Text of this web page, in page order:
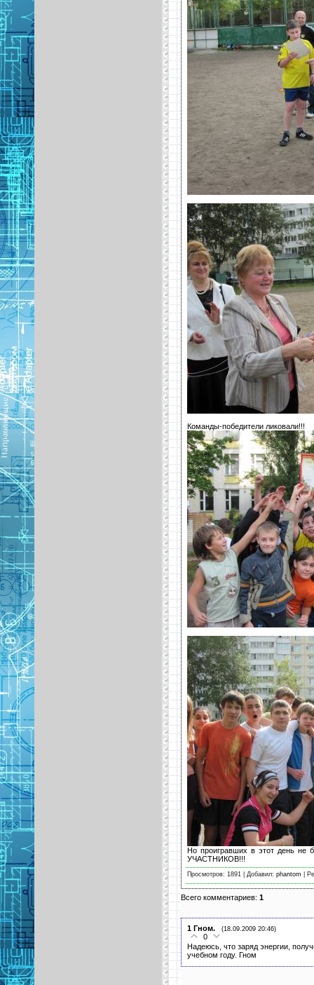
Команды-победители ликовали!!!
Но проигравших в этот день
УЧАСТНИКОВ!!!
Просмотров: 1891 | Добавил: phantom |
Всего комментариев: 1
1 Гном. (18.09.2009 20:46)
0
Надеюсь, что заряд энергии,
учебном году. Гном